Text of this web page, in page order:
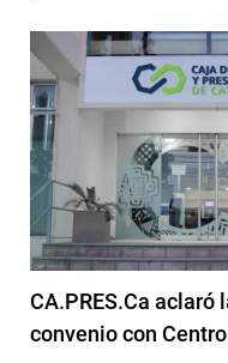
CA.PRES.Ca
convenio con Centro